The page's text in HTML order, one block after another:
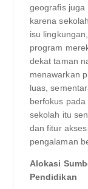
geografis juga
karena
isu
program
dekat taman
menawarkan
luas,
berfokus
sekolah itu
dan fitur
pengalaman
Alokasi
Pendidikan